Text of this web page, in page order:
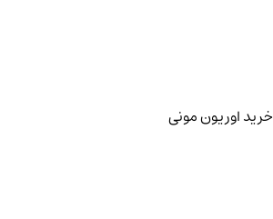
خرید اوریون مونی